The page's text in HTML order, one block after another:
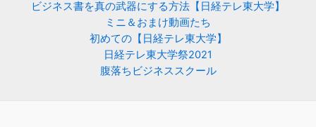
ビジネス書を真の武器にする方法【日経テレ東大学】
ミニ＆おまけ動画たち
初めての【日経テレ東大学】
日経テレ東大学祭2021
腹落ちビジネススクール